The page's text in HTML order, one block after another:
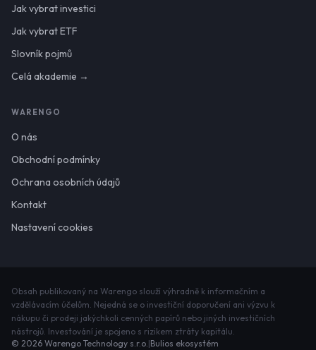
Jak vybrat investici
Jak vybrat ETF
Slovník pojmů
Celá akademie →
WARENGO
O nás
Obchodní podmínky
Ochrana osobních údajů
Kontakt
Nastavení cookies
Obsah publikovaný na Warengo slouží výhradně k informačním a
vzdělávacím účelům. Nejedná se o investiční doporučení ani výzvu k
nákupu či prodeji jakýchkoli cenných papírů nebo jiných investičních
nástrojů. Investování je spojeno s rizikem ztráty kapitálu.
© 2026 Warengo Technology s.r.o.|Bulios ekosystém